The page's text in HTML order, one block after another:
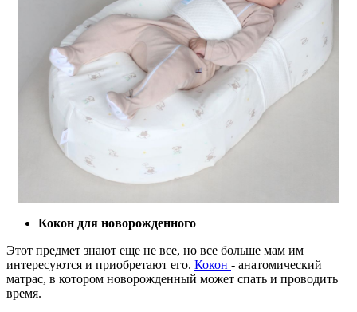
Кокон для новорожденного
Этот предмет знают еще не все, но все больше мам им
интересуются и приобретают его. Кокон - анатомический
матрас, в котором новорожденный может спать и проводить
время.